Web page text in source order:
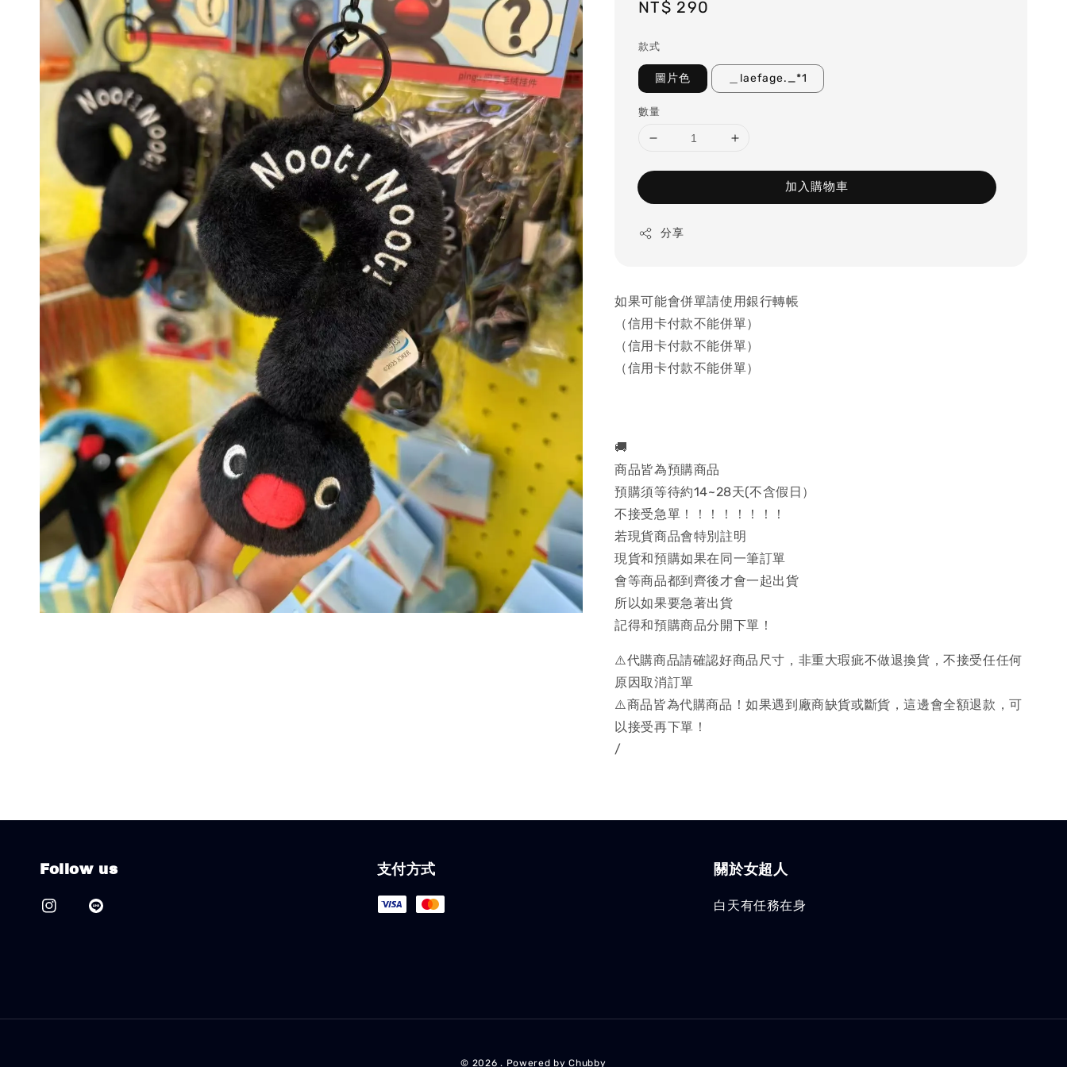
Regular
NT$ 290
款式
圖片色 ＿laefage._*1
數量
加入購物車
分享
如果可能會併單請使用銀行轉帳
（信用卡付款不能併單）
（信用卡付款不能併單）
（信用卡付款不能併單）
🚚
商品皆為預購商品
預購須等待約14~28天(不含假日）
不接受急單！！！！！！！！
若現貨商品會特別註明
現貨和預購如果在同一筆訂單
會等商品都到齊後才會一起出貨
所以如果要急著出貨
記得和預購商品分開下單！
⚠️代購商品請確認好商品尺寸，非重大瑕疵不做退換貨，不接受任任何
原因取消訂單
⚠️商品皆為代購商品！如果遇到廠商缺貨或斷貨，這邊會全額退款，可
以接受再下單！
/
Follow us 支付方式 關於女超人
白天有任務在身
© 2026 . Powered by Chubby